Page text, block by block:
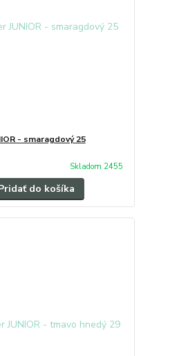
- smaragdový 25
Skladom 2455
do košíka